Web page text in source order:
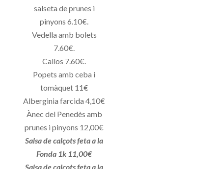
salseta de prunes i
pinyons 6.10€.
Vedella amb bolets
7.60€.
Callos 7.60€.
Popets amb ceba i
tomàquet 11€
Alberginia farcida 4,10€
Ànec del Penedès amb
prunes i pinyons 12,00€
Salsa de calçots feta a la
Fonda 1k 11,00€
Salsa de calçots feta a la